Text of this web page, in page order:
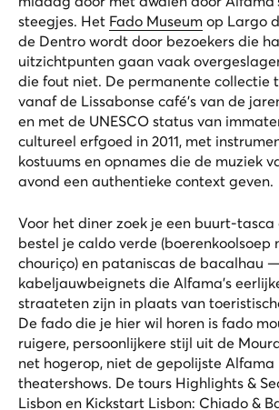
steegjes. Het Fado Museum op Largo
de Dentro wordt door bezoekers die
uitzichtpunten gaan vaak
die fout niet. De permanente collectie
vanaf de Lissabonse café's van de
en met de UNESCO status van
cultureel erfgoed in 2011, met
kostuums en opnames die de muziek
avond een authentieke context geven.
Voor het diner zoek je een buurt-tasca
bestel je caldo verde (boerenkoolsoep
chouriço) en pataniscas de bacalhau
kabeljauwbeignets die Alfama's
straateten zijn in plaats van
De fado die je hier wil horen is fado
ruigere, persoonlijkere stijl uit de
net hogerop, niet de gepolijste Alfama
theatershows. De tours Highlights &
Lisbon en Kickstart Lisbon: Chiado &